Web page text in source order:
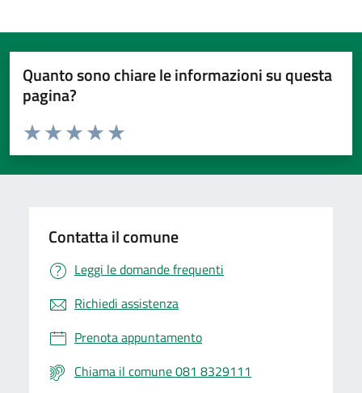
Quanto sono chiare le informazioni su questa
pagina?
Valuta da 1 a 5 stelle la pagina
Valuta 5 stelle su 5
Valuta 4 stelle su 5
Valuta 3 stelle su 5
Valuta 2 stelle su 5
Valuta 1 stelle su 5
Contatta il comune
Leggi le domande frequenti
Richiedi assistenza
Prenota appuntamento
Chiama il comune 081 8329111